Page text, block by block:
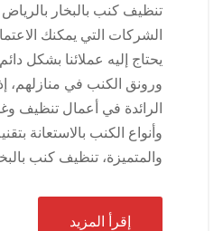
تنظيف كنب بالبخار بالرياض
الشركات التي يمكنك
يحتاج إليه عملائنا بشكل
ورونق الكنب في منازلهم،
الرائدة في أعمال تنظيف
وأنواع الكنب بالاستعانة
والمتميزة، تنظيف كنب
إقرأ المزيد